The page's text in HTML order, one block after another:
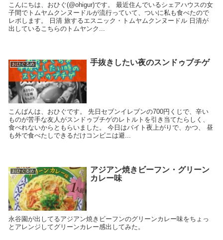
こんにちは、おひぐ(@ohigur)です。 最近住んでいるシェアハウスの女
子間でトムヤムクンヌードルが流行っていて、ついに私も食べたので
レポします。 日清 旅するエスニック・トムヤムクンヌードル 日清が
出しているこちらのトムヤンク...
おひぐるめ 手抜きしたい夜のスンドゥブチゲ
こんばんは、おひぐです。 先日セブンイレブンの700円くじで、辛い
ものが苦手な友人がスンドゥブチゲのレトルトを引き当てたらしく、
食べれないからともらいました。 今日はバイト夜上がりで、かつ、 昼
も外で食べたしできるだけコンビニは避...
おひぐるめ
アジアン焼きビーフン・グリーン
カレー味
永谷園が出してるアジアン焼きビーフンのグリーンカレー味をちょっ
とアレンジしてグリーンカレー感出してみた。